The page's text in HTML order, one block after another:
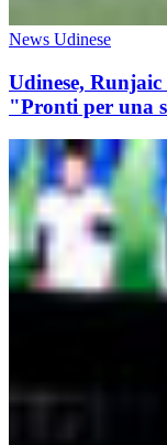
News Udinese
Udinese,
"Pronti per una